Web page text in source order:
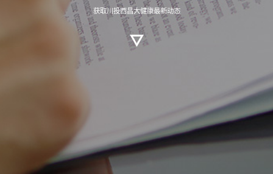
获取川投西昌大健康最新动态